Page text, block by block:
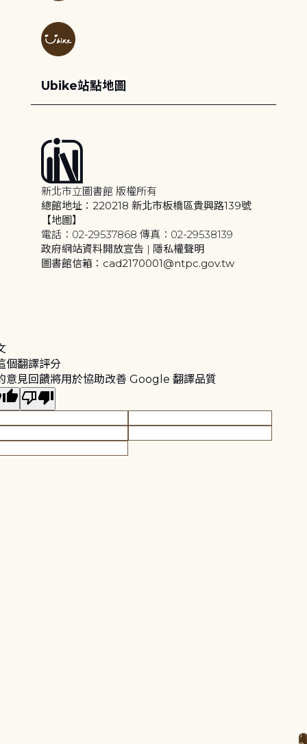
Ubike站點地圖
新北市立圖書館 版權所有
總館地址：220218 新北市板橋區貴興路139號
【地圖】
電話：02-29537868 傳真：02-29538139
政府網站資料開放宣告 | 隱私權聲明
圖書館信箱：cad2170001@ntpc.gov.tw
個翻譯評分
意見回饋將用於協助改善 Google 翻譯品質